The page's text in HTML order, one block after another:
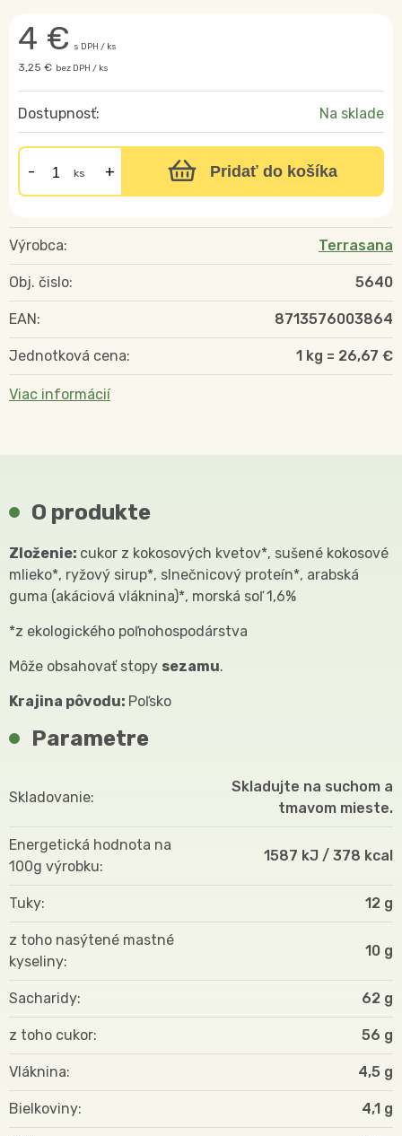
4 € s DPH / ks
3,25 € bez DPH / ks
Dostupnosť: Na sklade
ks Pridať do košíka
Výrobca: Terrasana
Obj. čislo: 5640
EAN: 8713576003864
Jednotková cena: 1 kg = 26,67 €
Viac informácií
O produkte
Zloženie: cukor z kokosových kvetov*, sušené kokosové
mlieko*, ryžový sirup*, slnečnicový proteín*, arabská
guma (akáciová vláknina)*, morská soľ 1,6%
*z ekologického poľnohospodárstva
Môže obsahovať stopy sezamu.
Krajina pôvodu: Poľsko
Parametre
Skladovanie
Skladujte na suchom a
tmavom mieste.
Energetická hodnota na
100g výrobku
1587 kJ / 378 kcal
Tuky 12 g
z toho nasýtené mastné
kyseliny
10 g
Sacharidy 62 g
z toho cukor 56 g
Vláknina 4,5 g
Bielkoviny 4,1 g